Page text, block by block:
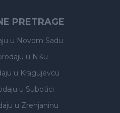
PRETRAGE
u Novom Sadu
u Nišu
u Kragujevcu
u Subotici
u Zrenjaninu